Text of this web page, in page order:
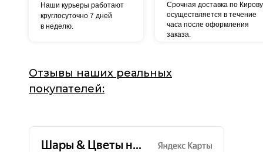
Срочная доставка по Кирову
осуществляется в течение
часа после оформления
заказа.
Наши курьеры работают
круглосуточно 7 дней
в неделю.
Отзывы наших реальных
покупателей: